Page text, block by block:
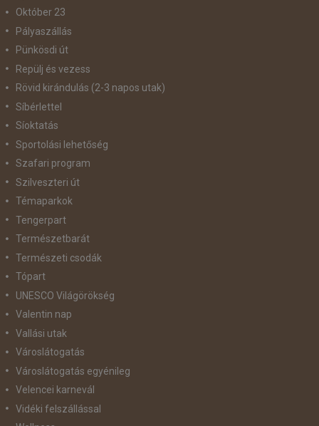
Október 23
Pályaszállás
Pünkösdi út
Repülj és vezess
Rövid kirándulás (2-3 napos utak)
Síbérlettel
Síoktatás
Sportolási lehetőség
Szafari program
Szilveszteri út
Témaparkok
Tengerpart
Természetbarát
Természeti csodák
Tópart
UNESCO Világörökség
Valentin nap
Vallási utak
Városlátogatás
Városlátogatás egyénileg
Velencei karnevál
Vidéki felszállással